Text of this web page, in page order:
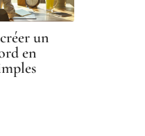
un
en